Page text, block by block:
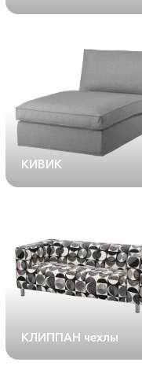
КИВИК
КЛИППАН чехлы